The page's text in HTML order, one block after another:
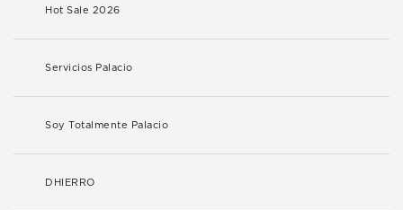
Hot Sale 2026
Servicios Palacio
Soy Totalmente Palacio
DHIERRO